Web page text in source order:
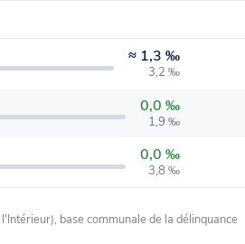
≈ 1,3 ‰
3,2 ‰
0,0 ‰
1,9 ‰
0,0 ‰
3,8 ‰
base communale de la délinquance